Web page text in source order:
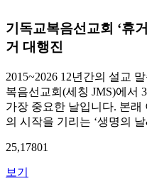
기독교복음선교회 ‘휴
거 대행진
2015~2026 12년간의 설교
복음선교회(세칭 JMS)에서
가장 중요한 날입니다. 본
의 시작을 기리는 ‘생명의
25,17801
보기